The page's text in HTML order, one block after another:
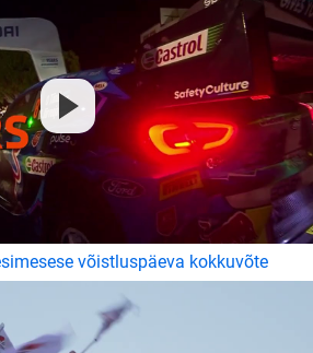
võistluspäeva kokkuvõte